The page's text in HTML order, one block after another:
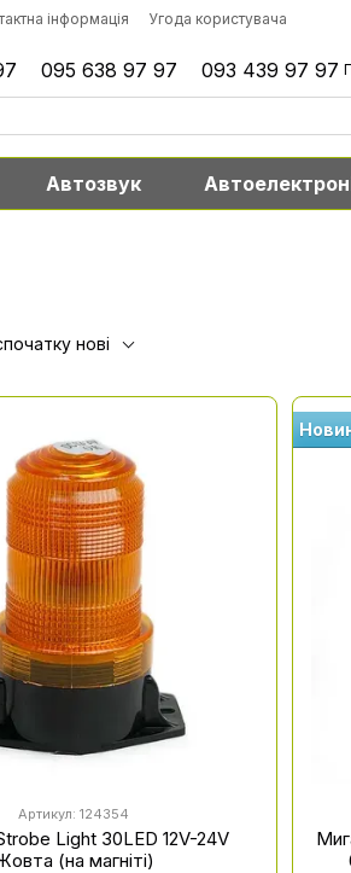
інформація Угода користувача
095 638 97 97 093 439 97 97
Автозвук
нові
Артикул: 124354
Light 30LED 12V-24V
(на магніті)